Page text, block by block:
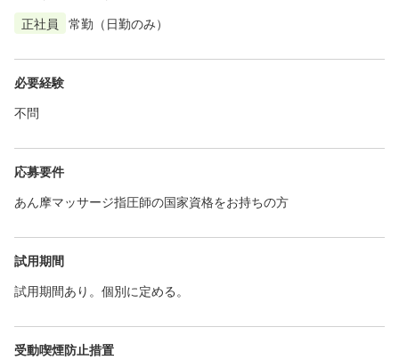
正社員
常勤（日勤のみ）
必要経験
不問
応募要件
あん摩マッサージ指圧師の国家資格をお持ちの方
試用期間
試用期間あり。個別に定める。
受動喫煙防止措置